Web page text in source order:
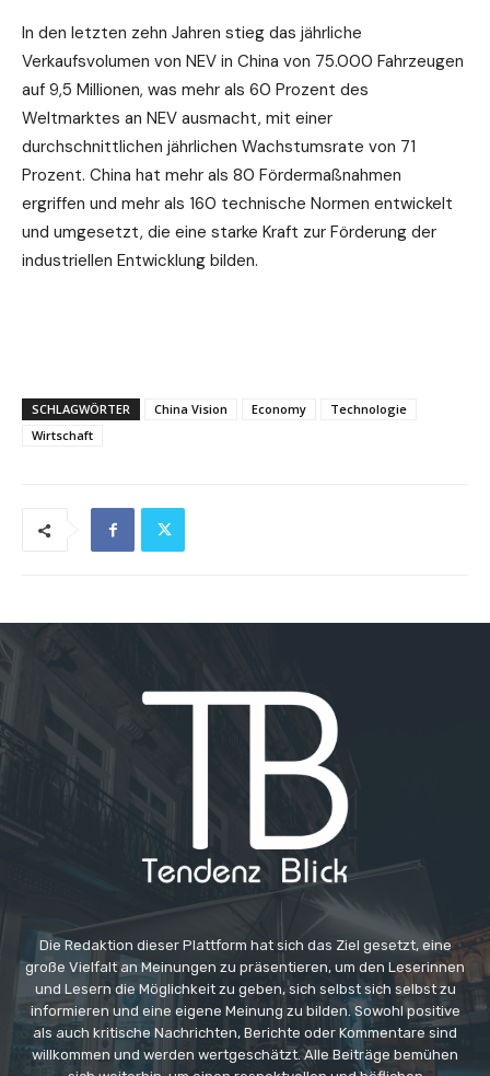
In den letzten zehn Jahren stieg das jährliche
Verkaufsvolumen von NEV in China von 75.000 Fahrzeugen
auf 9,5 Millionen, was mehr als 60 Prozent des
Weltmarktes an NEV ausmacht, mit einer
durchschnittlichen jährlichen Wachstumsrate von 71
Prozent. China hat mehr als 80 Fördermaßnahmen
ergriffen und mehr als 160 technische Normen entwickelt
und umgesetzt, die eine starke Kraft zur Förderung der
industriellen Entwicklung bilden.
SCHLAGWÖRTER China Vision Economy
Technologie
Wirtschaft
Die Redaktion dieser Plattform hat sich das Ziel gesetzt, eine
große Vielfalt an Meinungen zu präsentieren, um den Leserinnen
und Lesern die Möglichkeit zu geben, sich selbst sich selbst zu
informieren und eine eigene Meinung zu bilden. Sowohl positive
als auch kritische Nachrichten, Berichte oder Kommentare sind
willkommen und werden wertgeschätzt. Alle Beiträge bemühen